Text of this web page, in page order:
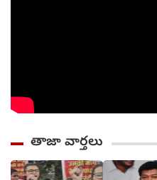
తాజా వార్తలు